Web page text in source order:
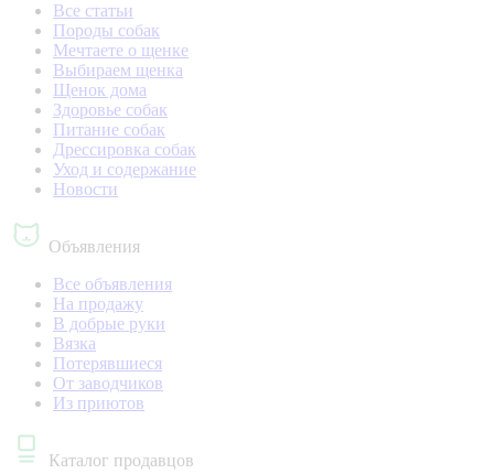
Все статьи
Породы собак
Мечтаете о щенке
Выбираем щенка
Щенок дома
Здоровье собак
Питание собак
Дрессировка собак
Уход и содержание
Новости
Объявления
Все объявления
На продажу
В добрые руки
Вязка
Потерявшиеся
От заводчиков
Из приютов
Каталог продавцов